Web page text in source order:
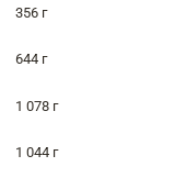
356 г
644 г
1 078 г
1 044 г